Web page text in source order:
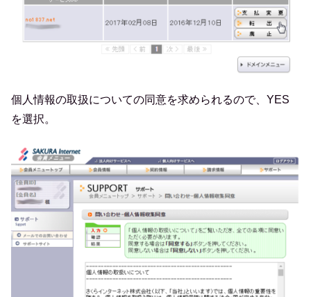
個人情報の取扱についての同意を求められるので、YES
を選択。